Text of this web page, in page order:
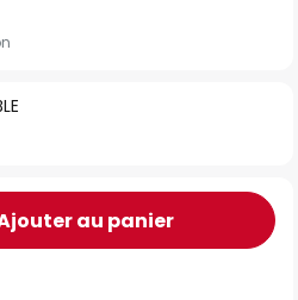
au panier